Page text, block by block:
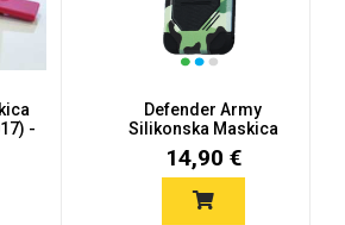
-
Defender Army
Silikonska Maskica
za Galaxy J7...
14,90 €
Dječji motivi